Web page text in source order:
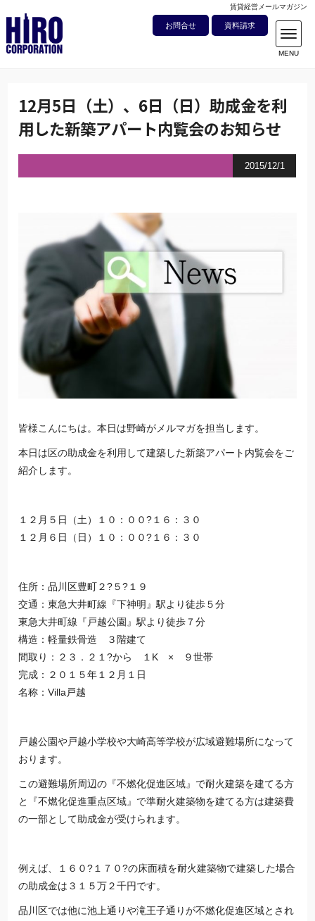
賃貸経営メールマガジン
お問合せ 資料請求
12月5日（土）、6日（日）助成金を利
用した新築アパート内覧会のお知らせ
2015/12/1
皆様こんにちは。本日は野崎がメルマガを担当します。
本日は区の助成金を利用して建築した新築アパート内覧会をご
紹介します。
１２月５日（土）１０：００?１６：３０
１２月６日（日）１０：００?１６：３０
住所：品川区豊町２?５?１９
交通：東急大井町線『下神明』駅より徒歩５分
東急大井町線『戸越公園』駅より徒歩７分
構造：軽量鉄骨造 ３階建て
間取り：２３．２１?から １K × ９世帯
完成：２０１５年１２月１日
名称：Villa戸越
戸越公園や戸越小学校や大崎高等学校が広域避難場所になって
おります。
この避難場所周辺の『不燃化促進区域』で耐火建築を建てる方
と『不燃化促進重点区域』で準耐火建築物を建てる方は建築費
の一部として助成金が受けられます。
例えば、１６０?１７０?の床面積を耐火建築物で建築した場合
の助成金は３１５万２千円です。
品川区では他に池上通りや滝王子通りが不燃化促進区域とされ